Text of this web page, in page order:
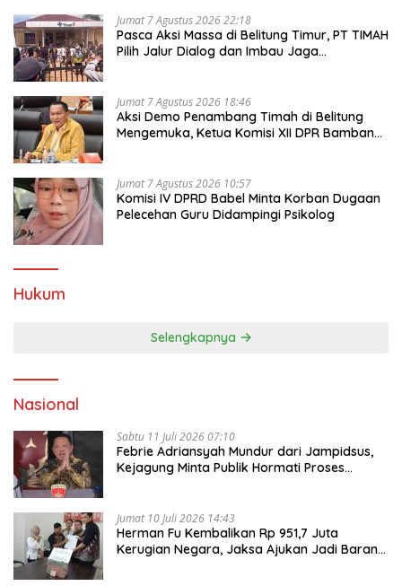
Jumat 7 Agustus 2026 22:18
Pasca Aksi Massa di Belitung Timur, PT TIMAH
Pilih Jalur Dialog dan Imbau Jaga
Jumat 7 Agustus 2026 18:46
Aksi Demo Penambang Timah di Belitung
Mengemuka, Ketua Komisi XII DPR Bambang
Jumat 7 Agustus 2026 10:57
Komisi IV DPRD Babel Minta Korban Dugaan
Pelecehan Guru Didampingi Psikolog
Hukum
Selengkapnya
Nasional
Sabtu 11 Juli 2026 07:10
Febrie Adriansyah Mundur dari Jampidsus,
Kejagung Minta Publik Hormati Proses
Jumat 10 Juli 2026 14:43
Herman Fu Kembalikan Rp 951,7 Juta
Kerugian Negara, Jaksa Ajukan Jadi Barang